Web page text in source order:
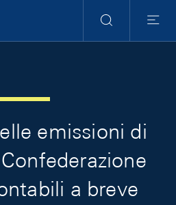
Ricerca
Menu
emissioni di
a breve